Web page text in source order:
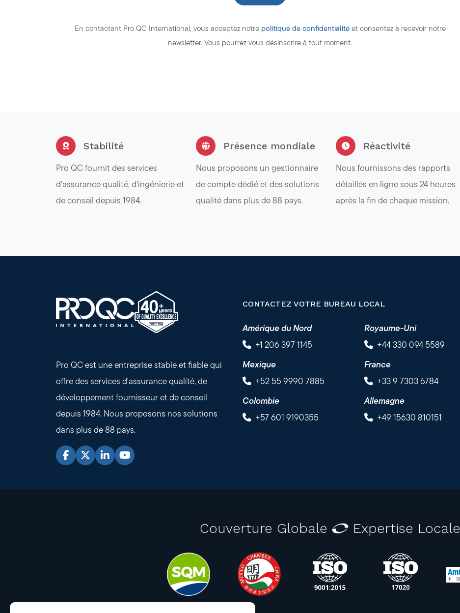
En contactant Pro QC International, vous acceptez notre politique de confidentialitéet consentez à recevoir notre
newsletter. Vous pourrez vous désinscrire à tout moment.
Stabilité
Pro QC fournit des services
d'assurance qualité, d'ingénierie et
de conseil depuis 1984.
Présence mondiale
Nous proposons un gestionnaire
de compte dédié et des solutions
qualité dans plus de 88 pays.
Réactivité
Nous fournissons des rapports
détaillés en ligne sous 24 heures
après la fin de chaque mission.
Pro QC est une entreprise stable et fiable qui
offre des services d'assurance qualité, de
développement fournisseur et de conseil
depuis 1984. Nous proposons nos solutions
dans plus de 88 pays.
CONTACTEZ VOTRE BUREAU LOCAL
Amérique du Nord
+1 206 397 1145
Royaume-Uni
+44 330 094 5589
Mexique
+52 55 9990 7885
France
+33 9 7303 6784
Colombie
+57 601 9190355
Allemagne
+49 15630 810151
Couverture Globale Expertise Locale